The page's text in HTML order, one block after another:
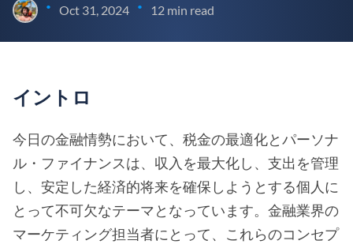
• Oct 31, 2024 • 12 min read
イントロ
今日の金融情勢において、税金の最適化とパーソナ
ル・ファイナンスは、収入を最大化し、支出を管理
し、安定した経済的将来を確保しようとする個人に
とって不可欠なテーマとなっています。金融業界の
マーケティング担当者にとって、これらのコンセプ